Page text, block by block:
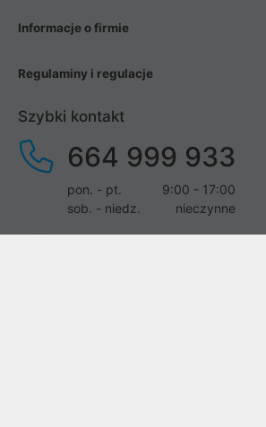
Informacje o firmie
Regulaminy i regulacje
Szybki kontakt
664 999 933
pon. - pt.
9:00 - 17:00
sob. - niedz.
nieczynne